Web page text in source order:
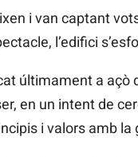
i van captant
l’edifici
últimament a açò
en un intent de
i valors amb la